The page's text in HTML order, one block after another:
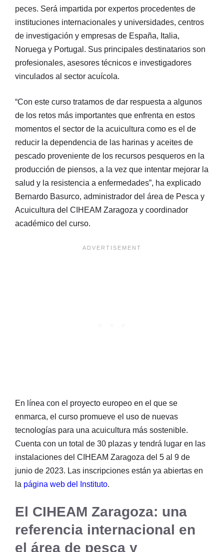
peces. Será impartida por expertos procedentes de
instituciones internacionales y universidades, centros
de investigación y empresas de España, Italia,
Noruega y Portugal. Sus principales destinatarios son
profesionales, asesores técnicos e investigadores
vinculados al sector acuícola.
“Con este curso tratamos de dar respuesta a algunos
de los retos más importantes que enfrenta en estos
momentos el sector de la acuicultura como es el de
reducir la dependencia de las harinas y aceites de
pescado proveniente de los recursos pesqueros en la
producción de piensos, a la vez que intentar mejorar la
salud y la resistencia a enfermedades”, ha explicado
Bernardo Basurco, administrador del área de Pesca y
Acuicultura del CIHEAM Zaragoza y coordinador
académico del curso.
En línea con el proyecto europeo en el que se
enmarca, el curso promueve el uso de nuevas
tecnologías para una acuicultura más sostenible.
Cuenta con un total de 30 plazas y tendrá lugar en las
instalaciones del CIHEAM Zaragoza del 5 al 9 de
junio de 2023. Las inscripciones están ya abiertas en
la página web del Instituto.
El CIHEAM Zaragoza: una
referencia internacional en
el área de pesca y